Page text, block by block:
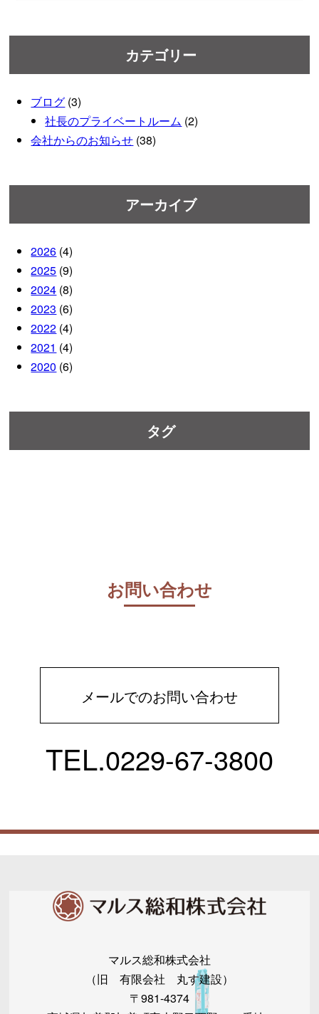
カテゴリー
ブログ (3)
社長のプライベートルーム (2)
会社からのお知らせ (38)
アーカイブ
2026 (4)
2025 (9)
2024 (8)
2023 (6)
2022 (4)
2021 (4)
2020 (6)
タグ
お問い合わせ
メールでのお問い合わせ
TEL.0229-67-3800
マルス総和株式会社
（旧 有限会社 丸す建設）
〒981-4374